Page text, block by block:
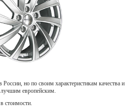
России, но по своим характеристикам качества и
лучшим европейским.
стоимости.